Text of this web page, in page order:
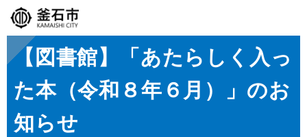
【図書館】「あたらしく入っ
た本（令和８年６月）」のお
知らせ